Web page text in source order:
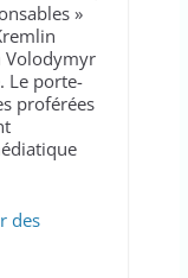
»
Volodymyr
Le porte-
proférées
des